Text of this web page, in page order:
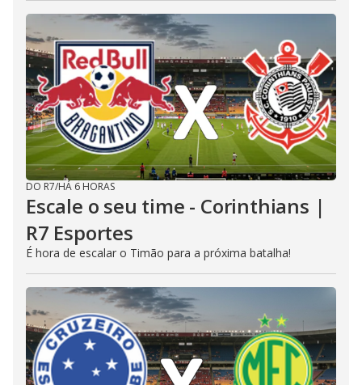
DO R7/HÁ 6 HORAS
Escale o seu time - Corinthians |
R7 Esportes
É hora de escalar o Timão para a próxima batalha!